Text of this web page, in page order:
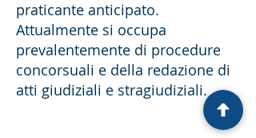
praticante anticipato.
Attualmente si occupa
prevalentemente di procedure
concorsuali e della redazione di
atti giudiziali e stragiudiziali.